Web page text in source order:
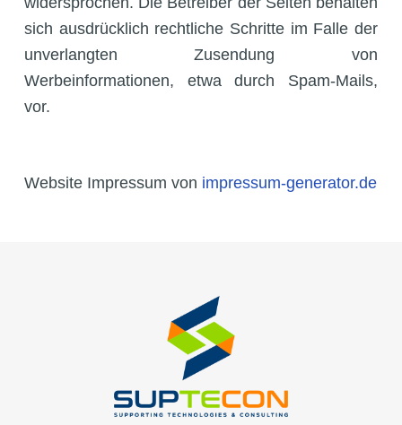
sich ausdrücklich rechtliche Schritte im Falle der
unverlangten Zusendung von
Werbeinformationen, etwa durch Spam-Mails,
vor.
Website Impressum von impressum-generator.de